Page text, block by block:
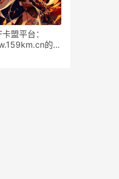
盟平台：
的深